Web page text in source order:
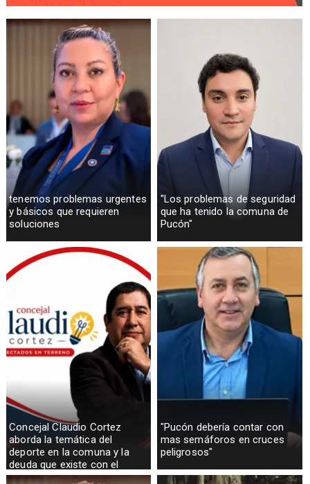
tenemos problemas urgentes
y básicos que requieren
soluciones
"Los problemas de seguridad
que ha tenido la comuna de
Pucón"
Concejal Claudio Cortez
aborda la temática del
deporte en la comuna y la
deuda que existe con el
sector rural
"Pucón debería contar con
mas semáforos en cruces
peligrosos"